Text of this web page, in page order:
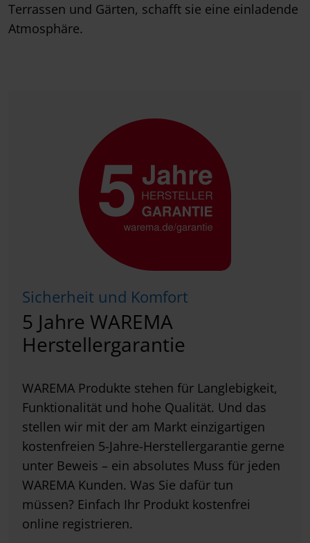
Terrassen und Gärten, schafft sie eine einladende
Atmosphäre.
Sicherheit und Komfort
5 Jahre WAREMA
Herstellergarantie
WAREMA Produkte stehen für Langlebigkeit,
Funktionalität und hohe Qualität. Und das
stellen wir mit der am Markt einzigartigen
kostenfreien 5-Jahre-Herstellergarantie gerne
unter Beweis – ein absolutes Muss für jeden
WAREMA Kunden. Was Sie dafür tun
müssen? Einfach Ihr Produkt kostenfrei
online registrieren.